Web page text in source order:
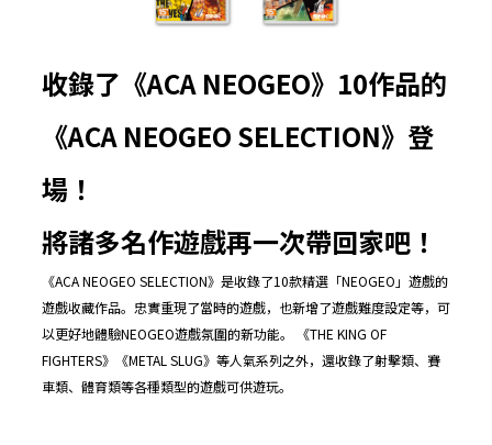
收錄了《ACA NEOGEO》 10作品的
《ACA NEOGEO SELECTION》登
場 ！
將諸多名作遊戲再一次帶回家吧 ！
《ACA NEOGEO SELECTION》是收錄了10款精選「NEOGEO」遊戲的
遊戲收藏作品。忠實重現了當時的遊戲，也新增了遊戲難度設定等，可
以更好地體驗NEOGEO遊戲氛圍的新功能。 《THE KING OF
FIGHTERS》《METAL SLUG》等人氣系列之外，還收錄了射擊類、賽
車類、體育類等各種類型的遊戲可供遊玩。